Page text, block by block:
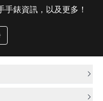
錶資訊，以及更多！